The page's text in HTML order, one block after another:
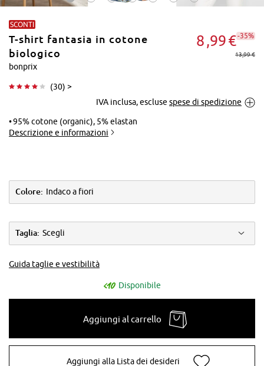
ingrandire
SCONTI
T-shirt fantasia in cotone
biologico
bonprix
(30) >
8 99€-35%
13,99 €
IVA inclusa, escluse spese di spedizione
95% cotone (organic), 5% elastan
Descrizione e informazioni
Colore: Indaco a fiori
Taglia: Scegli
Guida taglie e vestibilità
Disponibile
Aggiungi al carrello
Aggiungi alla Lista dei desideri